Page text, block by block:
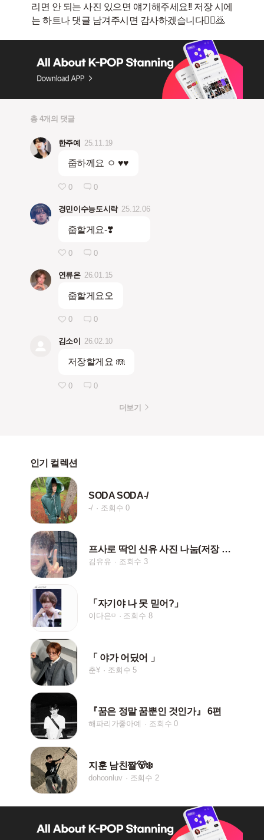
리면 안 되는 사진 있으면 얘기해주세요!! 저장 시에
총 4개의 댓글
한주예 25.11.19
줍하께요 ㅇ ♥︎♥︎
0 0
경민이수능도시락 25.12.06
줍할게요-❣️
0 0
연류온 26.01.15
줍할게요오
0 0
김소이 26.02.10
저장할게요 🪼
0 0
더보기
인기 컬렉션
SODA SODA-/
-/ 조회수 0
프사로 딱인 신유 사진 나눔(저장 시 하트나 댓글!)
김유유 조회수 3
「자기야 나 못 믿어?」
이다은ᵋᵌ 조회수 8
「 야가 어딨어 」
춘¥ 조회수 5
『꿈은 정말 꿈뿐인 것인가』 6편
해파리가좋아예 조회수 0
지훈 남친짤🐻‍❄️
dohoonluv 조회수 2